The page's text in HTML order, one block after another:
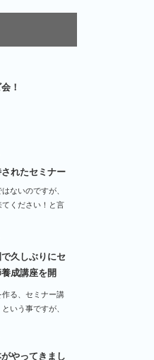
！
れたセミナー
ないのですが、
ください！と言
久しぶりにセ
成講座を開
る、セミナー講
いう事ですが、
やってきまし